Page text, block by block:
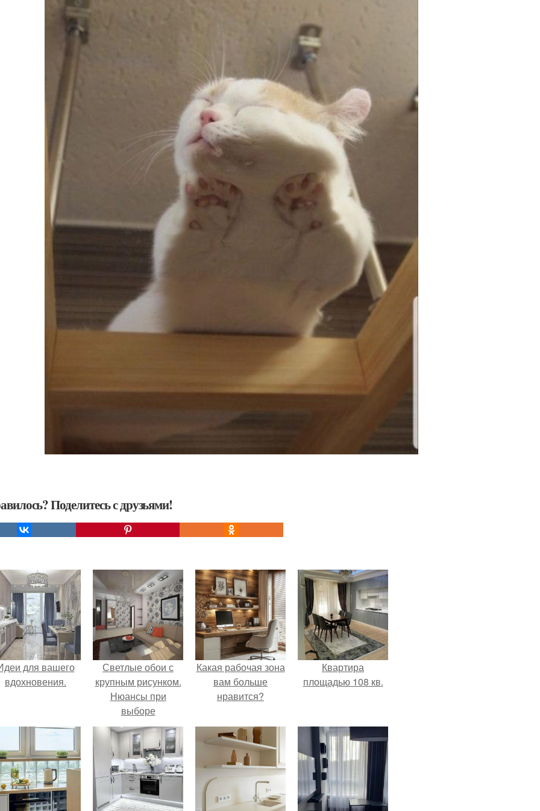
Поделитесь с друзьями!
для вашего
вдохновения.
Светлые обои с
крупным рисунком.
Нюансы при
выборе
материалов
Какая рабочая зона
вам больше
нравится?
Квартира
площадью 108 кв.